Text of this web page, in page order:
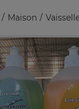
Maison